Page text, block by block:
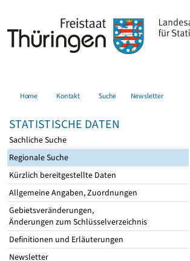
Home Kontakt Suche Newsletter
STATISTISCHE DATEN
Sachliche Suche
Regionale Suche
Kürzlich bereitgestellte Daten
Allgemeine Angaben, Zuordnungen
Gebietsveränderungen,
Änderungen zum Schlüsselverzeichnis
Definitionen und Erläuterungen
Newsletter